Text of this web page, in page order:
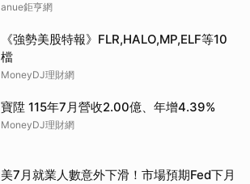
anue鉅亨網
《強勢美股特報》FLR,HALO,MP,ELF等10
檔
MoneyDJ理財網
寶陞 115年7月營收2.00億、年增4.39%
MoneyDJ理財網
美7月就業人數意外下滑！市場預期Fed下月